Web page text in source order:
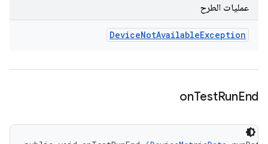
عمليات الطرح
DeviceNotAvailableException
onTestRunEnd